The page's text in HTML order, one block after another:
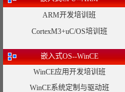
ARM开发培训班
CortexM3+uC/OS培训班
嵌入式OS--WinCE
WinCE应用开发培训班
WinCE系统定制与驱动班